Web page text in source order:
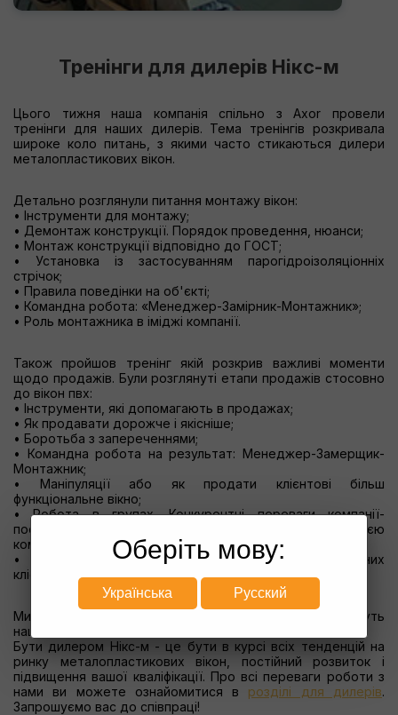
Тренінги для дилерів Нікс-м
Цього тижня наша компанія спільно з Axor провели
тренінги для наших дилерів. Тема тренінгів розкривала
широке коло питань, з якими часто стикаються дилери
металопластикових вікон.
Детально розглянули питання монтажу вікон:
• Інструменти для монтажу;
• Демонтаж конструкції. Порядок проведення, нюанси;
• Монтаж конструкції відповідно до ГОСТ;
• Установка із застосуванням парогідроізоляціонніх
стрічок;
• Правила поведінки на об'єкті;
• Командна робота: «Менеджер-Замірник-Монтажник»;
• Роль монтажника в іміджі компанії.
Також пройшов тренінг якій розкрив важливі моменти
щодо продажів. Були розглянуті етапи продажів стосовно
до вікон пвх:
• Інструменти, які допомагають в продажах;
• Як продавати дорожче і якісніше;
• Боротьба з запереченнями;
• Командна робота на результат: Менеджер-Замерщик-
Монтажник;
• Маніпуляції або як продати клієнтові більш
функціональне вікно;
• Робота в групах. Конкурентні переваги компанії-
постачальника, або чому ми працюємо саме з цією
компанією-виробником вікон;
• Воронка продажів, де ми втрачаємо потенційних
клієнтів.
Ми впевнені, що в новому сезоні ці знання допоможуть
нашим дилерам збільшити продажі.
Бути дилером Нікс-м - це бути в курсі всіх тенденцій на
ринку металопластикових вікон, постійний розвиток і
підвищення вашої кваліфікації. Про всі переваги роботи з
нами ви можете ознайомитися в розділі для дилерів.
Запрошуємо вас до співпраці!
Оберіть мову:
Українська Русский